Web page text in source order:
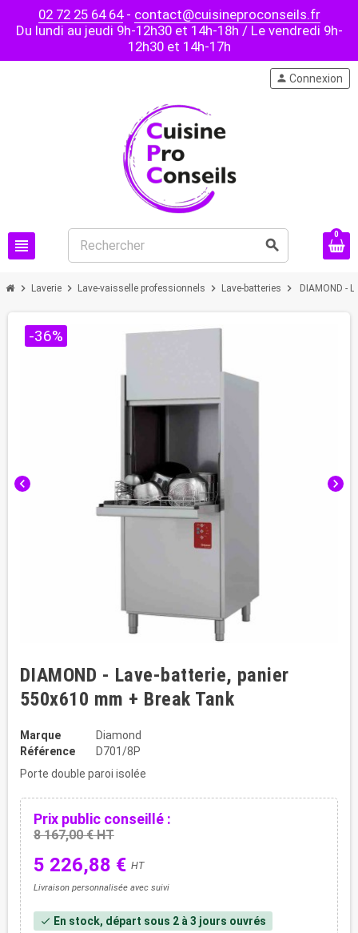
02 72 25 64 64- contact@cuisineproconseils.fr
Du lundi au jeudi 9h-12h30 et 14h-18h / Le vendredi 9h-
12h30 et 14h-17h
view_headline search
person Connexion
0
chevron_right Laverie chevron_right Lave-vaisselle professionnels chevron_right Lave-batteries chevron_right DIAMOND -
chevron_left chevron_right
-36%
DIAMOND - Lave-batterie, panier
550x610 mm + Break Tank
Marque
Diamond
Référence
D701/8P
Porte double paroi isolée
Prix public conseillé :
8 167,00 € HT
5 226,88 € HT
Livraison personnalisée avec suivi
check En stock, départ sous 2 à 3 jours ouvrés